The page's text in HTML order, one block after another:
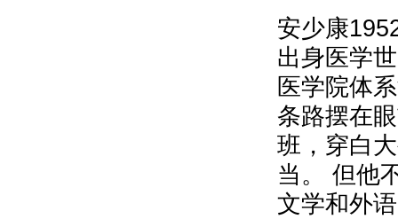
安少康
出身医学
医学院体
条路摆在
班，穿白
当。 但他
文学和外